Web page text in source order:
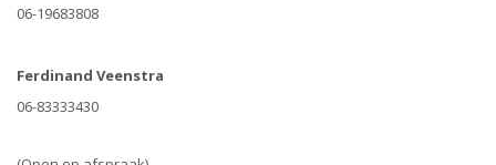
06-19683808
Ferdinand Veenstra
06-83333430